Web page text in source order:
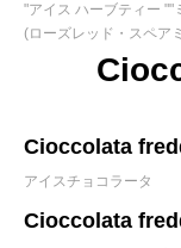
"アイス ハーブティー ""
(ローズレッド・スペア
Cioccolata
アイスチョコラータ
Cioccolata